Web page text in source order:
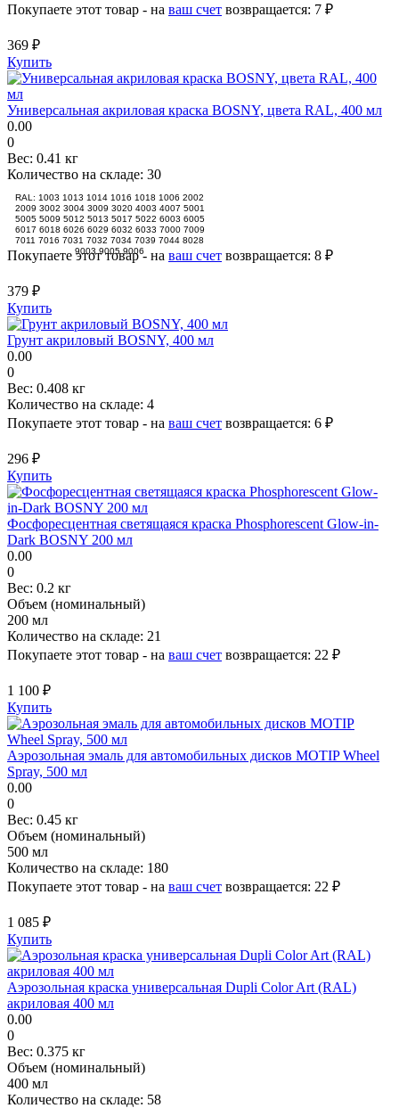
Покупаете этот товар - на ваш счет возвращается: 7 ₽
369 ₽
Купить
Универсальная акриловая краска BOSNY, цвета RAL, 400 мл
0.00
0
Вес: 0.41 кг
Количество на складе: 30
RAL: 1003 1013 1014 1016 1018 1006 2002
2009 3002 3004 3009 3020 4003 4007 5001
5005 5009 5012 5013 5017 5022 6003 6005
6017 6018 6026 6029 6032 6033 7000 7009
7011 7016 7031 7032 7034 7039 7044 8028
9003 9005 9006
Покупаете этот товар - на ваш счет возвращается: 8 ₽
379 ₽
Купить
Грунт акриловый BOSNY, 400 мл
0.00
0
Вес: 0.408 кг
Количество на складе: 4
Покупаете этот товар - на ваш счет возвращается: 6 ₽
296 ₽
Купить
Фосфоресцентная светящаяся краска Phosphorescent Glow-in-
Dark BOSNY 200 мл
0.00
0
Вес: 0.2 кг
Объем (номинальный)
200 мл
Количество на складе: 21
Покупаете этот товар - на ваш счет возвращается: 22 ₽
1 100 ₽
Купить
Аэрозольная эмаль для автомобильных дисков MOTIP Wheel
Spray, 500 мл
0.00
0
Вес: 0.45 кг
Объем (номинальный)
500 мл
Количество на складе: 180
Покупаете этот товар - на ваш счет возвращается: 22 ₽
1 085 ₽
Купить
Аэрозольная краска универсальная Dupli Color Art (RAL)
акриловая 400 мл
0.00
0
Вес: 0.375 кг
Объем (номинальный)
400 мл
Количество на складе: 58